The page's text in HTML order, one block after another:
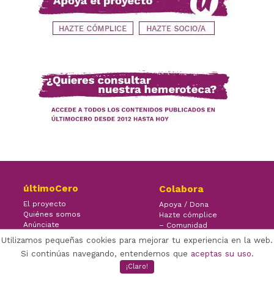
últimoCero
El proyecto
Quiénes somos
Anúnciate
Colabora
Apoya / Dona
Hazte cómplice
– Comunidad
– Ayuda
Utilizamos pequeñas cookies para mejorar tu experiencia en la web.
Si continúas navegando, entendemos que aceptas su uso.
¡Claro!